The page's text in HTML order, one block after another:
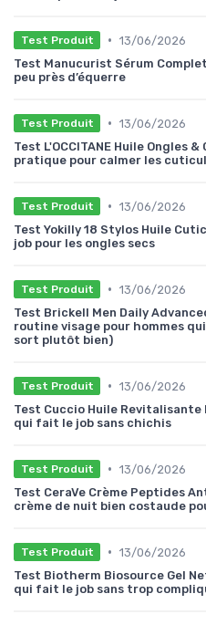
Test Produit • 13/06/2026
Test Manucurist Sérum
peu près d’équerre
Test Produit • 13/06/2026
Test L'OCCITANE Huile Ongles
pratique pour calmer les
Test Produit • 13/06/2026
Test Yokilly 18 Stylos Huile
job pour les ongles secs
Test Produit • 13/06/2026
Test Brickell Men Daily
routine visage pour hommes
sort plutôt bien)
Test Produit • 13/06/2026
Test Cuccio Huile
qui fait le job sans chichis
Test Produit • 13/06/2026
Test CeraVe Crème Peptides
crème de nuit bien costaude
Test Produit • 13/06/2026
Test Biotherm Biosource Gel
qui fait le job sans trop